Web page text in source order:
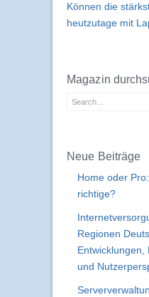
Können die
heutzutage mit
Magazin
Neue Beiträge
Home oder
richtige?
Regionen
Entwicklungen,
und